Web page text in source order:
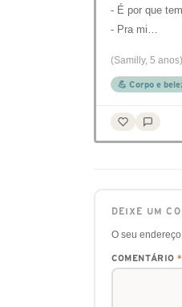
- É por que
- Pra mi…
(Samilly, 5 anos)
💪 Corpo e
DEIXE UM
O seu
COMENTÁRIO *